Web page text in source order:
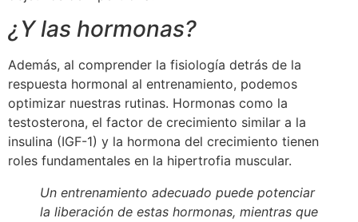
¿Y las hormonas?
Además, al comprender la fisiología detrás de la
respuesta hormonal al entrenamiento, podemos
optimizar nuestras rutinas. Hormonas como la
testosterona, el factor de crecimiento similar a la
insulina (IGF-1) y la hormona del crecimiento tienen
roles fundamentales en la hipertrofia muscular.
Un entrenamiento adecuado puede potenciar
la liberación de estas hormonas, mientras que